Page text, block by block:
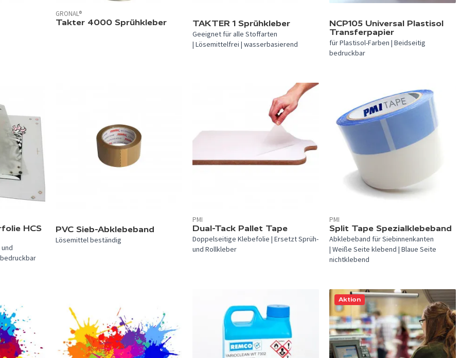
GRONAL®
Takter 4000 Sprühkleber TAKTER 1 Sprühkleber
Geeignet für alle Stoffarten
| Lösemittelfrei | wasserbasierend
In 1 Farbe verfügbar.
NCP105 Universal Plastisol
Transferpapier
für Plastisol-Farben | Beidseitig
bedruckbar
HCS
PVC Sieb-Abklebeband
Lösemittel beständig
PMI
Dual-Tack Pallet Tape
Doppelseitige Klebefolie | Ersetzt Sprüh-
und Rollkleber
PMI
Split Tape Spezialklebeband
Abklebeband für Siebinnenkanten
| Weiße Seite klebend | Blaue Seite
nichtklebend
Aktion